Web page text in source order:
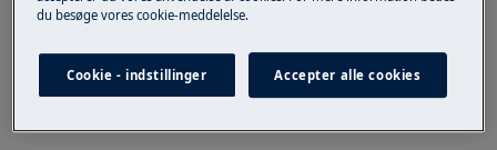
cykelpumpe. Du kan muligvis også fjerne
afløbsrensekabel. Tag handsker på, inden du
sætter fingrene i røret eller slangen.
du besøge vores cookie-meddelelse.
Cookie - indstillinger Accepter alle cookies